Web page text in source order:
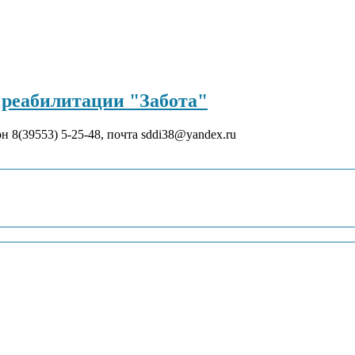
"Забота"
8(39553) 5-25-48, почта sddi38@yandex.ru